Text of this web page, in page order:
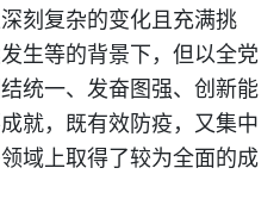
刻复杂的变化且充满挑
生等的背景下，但以全党
统一、发奋图强、创新能
就，既有效防疫，又集中
域上取得了较为全面的成